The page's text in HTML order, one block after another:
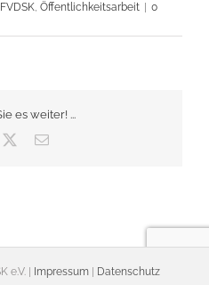
FVDSK, Öffentlichkeitsarbeit
0
es weiter! ...
E-
e.V. | Impressum| Datenschutz